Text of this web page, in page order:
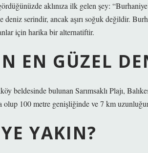
aklınıza ilk gelen şey:
deniz serindir, ancak aşırı soğuk değildir.
için harika bir alternatiftir.
EN GÜZEL
beldesinde bulunan Sarımsaklı Plajı,
olup 100 metre genişliğinde ve 7 km
YAKIN?